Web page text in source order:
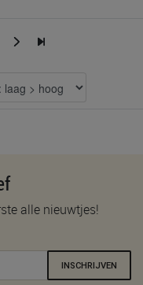
alle nieuwtjes!
INSCHRIJVEN